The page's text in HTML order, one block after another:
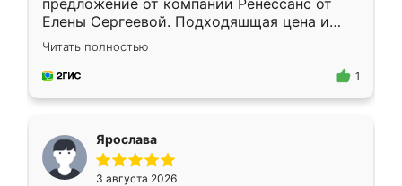
предложение от компании Ренессанс от
Елены Сергеевой. Подходяшщая цена и
короткие сроки изготовления. Приехавший
для замера сотрудник Владислав
предложил по моему эскизу самый
Читать полностью
1
Ярослава
3 августа 2026